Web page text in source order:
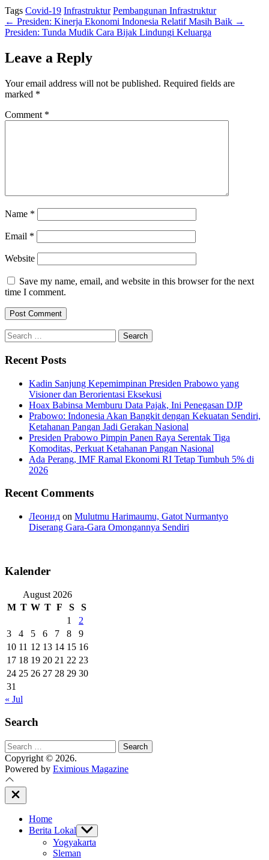
Tags Covid-19 Infrastruktur Pembangunan Infrastruktur
← Presiden: Kinerja Ekonomi Indonesia Relatif Masih Baik →
Presiden: Tunda Mudik Cara Bijak Lindungi Keluarga
Leave a Reply
Your email address will not be published. Required fields are
marked *
Comment *
Name *
Email *
Website
Save my name, email, and website in this browser for the next
time I comment.
Search
for:
Recent Posts
Kadin Sanjung Kepemimpinan Presiden Prabowo yang
Visioner dan Berorientasi Eksekusi
Hoax Babinsa Memburu Data Pajak, Ini Penegasan DJP
Prabowo: Indonesia Akan Bangkit dengan Kekuatan Sendiri,
Ketahanan Pangan Jadi Gerakan Nasional
Presiden Prabowo Pimpin Panen Raya Serentak Tiga
Komoditas, Perkuat Ketahanan Pangan Nasional
Ada Perang, IMF Ramal Ekonomi RI Tetap Tumbuh 5% di
2026
Recent Comments
Леонид on Mulutmu Harimaumu, Gatot Nurmantyo
Diserang Gara-Gara Omongannya Sendiri
Kalender
August 2026
M T W T F S
S
1
2
3
4 5 6 7 8
9
10 11 12 13 14 15 16
17 18 19 20 21 22 23
24 25 26 27 28 29 30
31
« Jul
Search
Search
for:
Copyright © 2026.
Powered by Eximious Magazine
Close
Off
Home
Berita Lokal Show
sub
menu
Yogyakarta
Sleman